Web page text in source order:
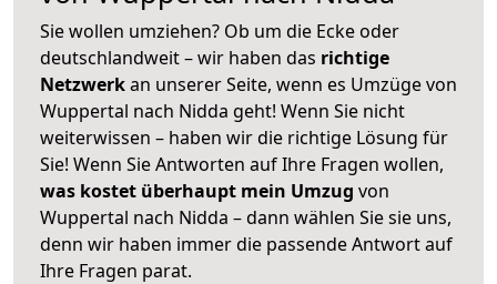
Sie wollen umziehen? Ob um die Ecke oder
deutschlandweit – wir haben das richtige
Netzwerkan unserer Seite, wenn es Umzüge von
Wuppertal nach Nidda geht! Wenn Sie nicht
weiterwissen – haben wir die richtige Lösung für
Sie! Wenn Sie Antworten auf Ihre Fragen wollen,
was kostet überhaupt mein Umzug von
Wuppertal nach Nidda – dann wählen Sie sie uns,
denn wir haben immer die passende Antwort auf
Ihre Fragen parat.